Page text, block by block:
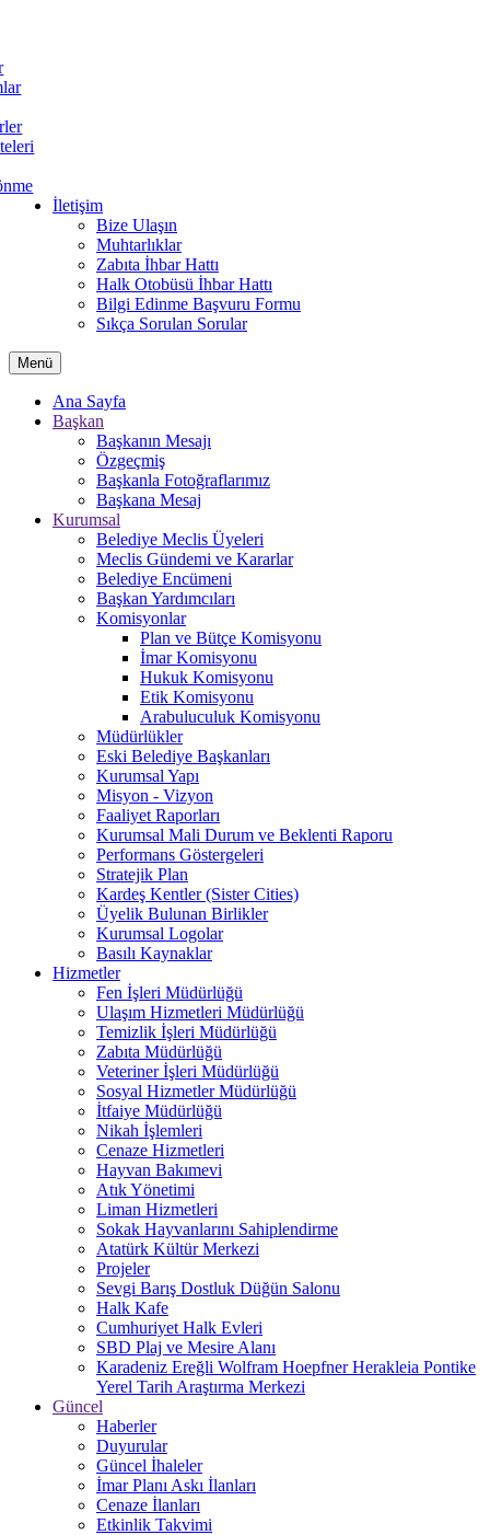
İletişim
Bize Ulaşın
Muhtarlıklar
Zabıta İhbar Hattı
Halk Otobüsü İhbar Hattı
Bilgi Edinme Başvuru Formu
Sıkça Sorulan Sorular
Menü
Ana Sayfa
Başkan
Başkanın Mesajı
Özgeçmiş
Başkanla Fotoğraflarımız
Başkana Mesaj
Kurumsal
Belediye Meclis Üyeleri
Meclis Gündemi ve Kararlar
Belediye Encümeni
Başkan Yardımcıları
Komisyonlar
Plan ve Bütçe Komisyonu
İmar Komisyonu
Hukuk Komisyonu
Etik Komisyonu
Arabuluculuk Komisyonu
Müdürlükler
Eski Belediye Başkanları
Kurumsal Yapı
Misyon - Vizyon
Faaliyet Raporları
Kurumsal Mali Durum ve Beklenti Raporu
Performans Göstergeleri
Stratejik Plan
Kardeş Kentler (Sister Cities)
Üyelik Bulunan Birlikler
Kurumsal Logolar
Basılı Kaynaklar
Hizmetler
Fen İşleri Müdürlüğü
Ulaşım Hizmetleri Müdürlüğü
Temizlik İşleri Müdürlüğü
Zabıta Müdürlüğü
Veteriner İşleri Müdürlüğü
Sosyal Hizmetler Müdürlüğü
İtfaiye Müdürlüğü
Nikah İşlemleri
Cenaze Hizmetleri
Hayvan Bakımevi
Atık Yönetimi
Liman Hizmetleri
Sokak Hayvanlarını Sahiplendirme
Atatürk Kültür Merkezi
Projeler
Sevgi Barış Dostluk Düğün Salonu
Halk Kafe
Cumhuriyet Halk Evleri
SBD Plaj ve Mesire Alanı
Karadeniz Ereğli Wolfram Hoepfner Herakleia Pontike
Yerel Tarih Araştırma Merkezi
Güncel
Haberler
Duyurular
Güncel İhaleler
İmar Planı Askı İlanları
Cenaze İlanları
Etkinlik Takvimi